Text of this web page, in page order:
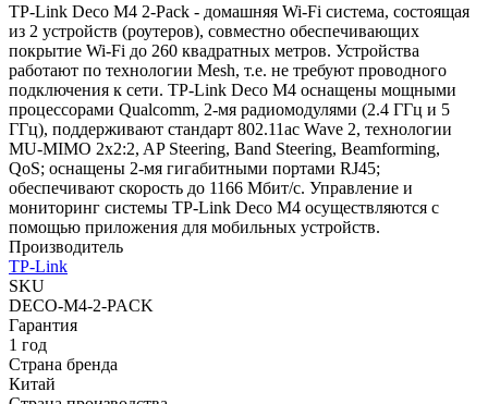
TP-Link Deco M4 2-Pack - домашняя Wi-Fi система, состоящая
из 2 устройств (роутеров), совместно обеспечивающих
покрытие Wi-Fi до 260 квадратных метров. Устройства
работают по технологии Mesh, т.е. не требуют проводного
подключения к сети. TP-Link Deco M4 оснащены мощными
процессорами Qualcomm, 2-мя радиомодулями (2.4 ГГц и 5
ГГц), поддерживают стандарт 802.11ac Wave 2, технологии
MU-MIMO 2x2:2, AP Steering, Band Steering, Beamforming,
QoS; оснащены 2-мя гигабитными портами RJ45;
обеспечивают скорость до 1166 Мбит/с. Управление и
мониторинг системы TP-Link Deco M4 осуществляются с
помощью приложения для мобильных устройств.
Производитель
TP-Link
SKU
DECO-M4-2-PACK
Гарантия
1 год
Страна бренда
Китай